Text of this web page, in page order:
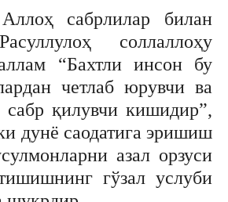
Аллоҳ сабрлилар билан
соллаллоҳу
“Бахтли инсон бу
четлаб юрувчи ва
сабр қилувчи кишидир”,
дунё саодатига эришиш
азал орзуси
гўзал услуби